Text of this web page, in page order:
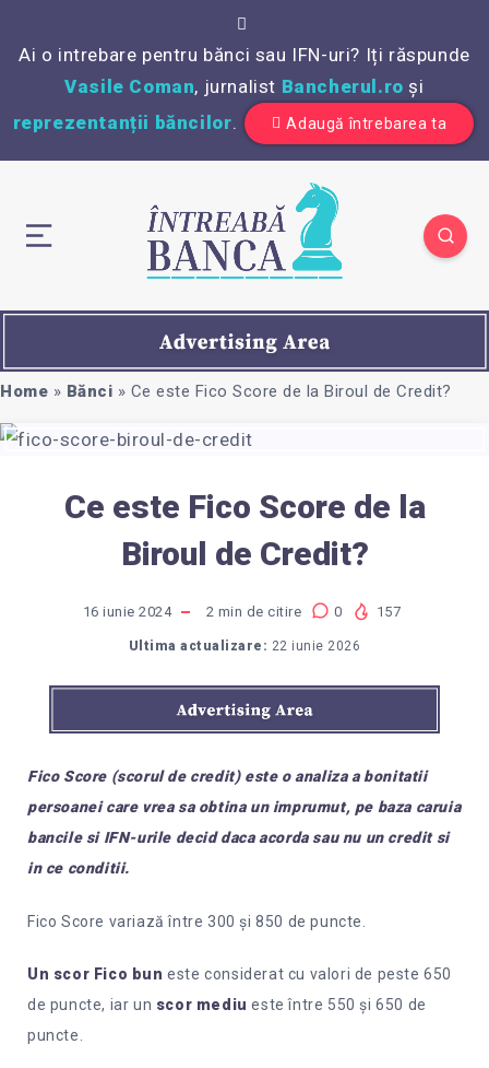
Ai o intrebare pentru bănci sau IFN-uri? Iți răspunde
Vasile Coman, jurnalist Bancherul.ro și
reprezentanții băncilor. Adaugă întrebarea ta
Home » Bănci » Ce este Fico Score de la Biroul de Credit?
Ce este Fico Score de la
Biroul de Credit?
16 iunie 2024 2 min de citire 0 157
Ultima actualizare: 22 iunie 2026
Fico Score (scorul de credit) este o analiza a bonitatii
persoanei care vrea sa obtina un imprumut, pe baza caruia
bancile si IFN-urile decid daca acorda sau nu un credit si
in ce conditii.
Fico Score variază între 300 și 850 de puncte.
Un scor Fico bun este considerat cu valori de peste 650
de puncte, iar un scor mediu este între 550 și 650 de
puncte.